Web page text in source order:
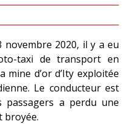
2020, il y a eu
taxi de transport en
d’or d’Ity exploitée
Le conducteur est
passagers a perdu une
broyée.